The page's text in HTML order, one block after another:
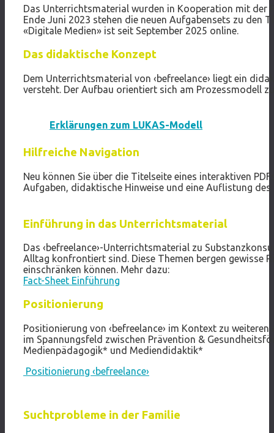
Das Unterrichtsmaterial wurden in Kooperation mit der
Ende Juni 2023 stehen die neuen Aufgabensets zu den
«Digitale Medien» ist seit September 2025 online.
Das didaktische Konzept
Dem Unterrichtsmaterial von ‹befreelance› liegt ein
versteht. Der Aufbau orientiert sich am Prozessmodell
Erklärungen zum LUKAS-Modell
Hilfreiche Navigation
Neu können Sie über die Titelseite eines interaktiven
Aufgaben, didaktische Hinweise und eine Auflistung
Einführung in das Unterrichtsmaterial
Das ‹befreelance›-Unterrichtsmaterial zu
Alltag konfrontiert sind. Diese Themen bergen gewisse
einschränken können. Mehr dazu:
Fact-Sheet Einführung
Positionierung
Positionierung von ‹befreelance› im Kontext zu weiteren
im Spannungsfeld zwischen Prävention &
Medienpädagogik* und Mediendidaktik*
Positionierung ‹befreelance›
Suchtprobleme in der Familie